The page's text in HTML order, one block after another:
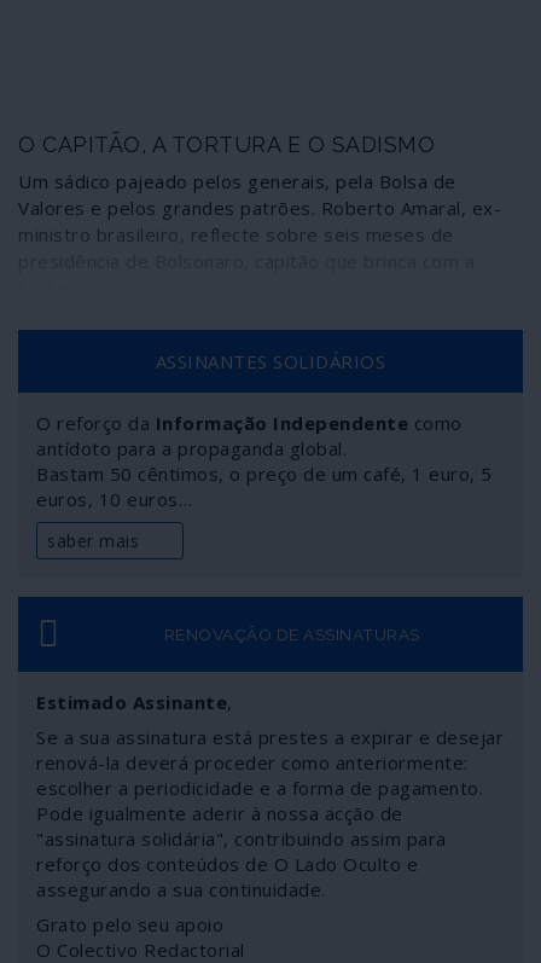
O CAPITÃO, A TORTURA E O SADISMO
Um sádico pajeado pelos generais, pela Bolsa de
Valores e pelos grandes patrões. Roberto Amaral, ex-
ministro brasileiro, reflecte sobre seis meses de
ASSINANTES SOLIDÁRIOS
O reforço da Informação Independente como
antídoto para a propaganda global.
Bastam 50 cêntimos, o preço de um café, 1 euro, 5
euros, 10 euros…
saber mais
RENOVAÇÃO DE ASSINATURAS
Estimado Assinante,
Se a sua assinatura está prestes a expirar e desejar
renová-la deverá proceder como anteriormente:
escolher a periodicidade e a forma de pagamento.
Pode igualmente aderir à nossa acção de
"assinatura solidária", contribuindo assim para
reforço dos conteúdos de O Lado Oculto e
assegurando a sua continuidade.
Grato pelo seu apoio
O Colectivo Redactorial